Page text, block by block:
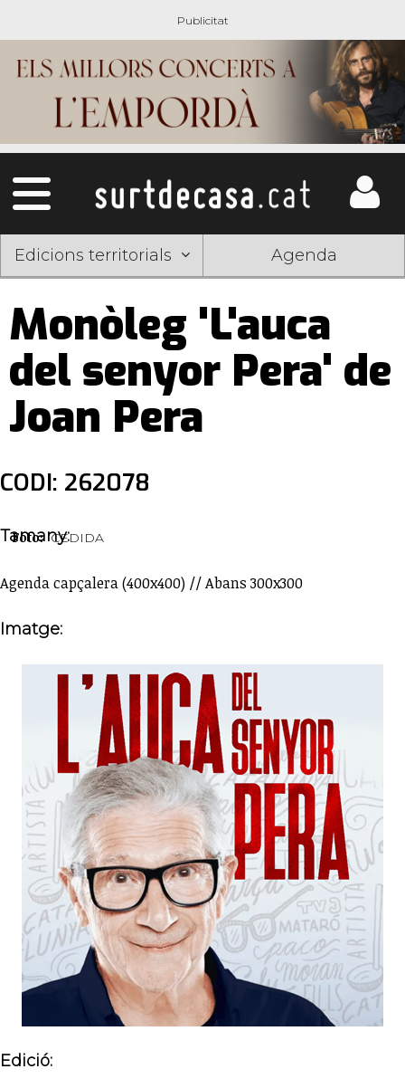
Edicions territorials Agenda
Monòleg 'L'auca
del senyor Pera' de
Joan Pera
CODI: 262078
Foto: CEDIDA
Tamany:
Agenda capçalera (400x400) // Abans 300x300
Imatge:
Edició: